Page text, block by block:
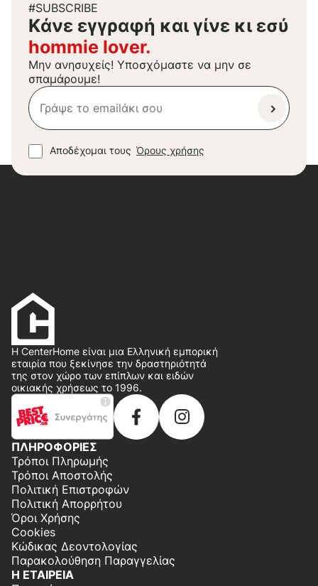
#SUBSCRIBE
Kάνε εγγραφή και γίνε κι εσύ
hommie lover.
Μην ανησυχείς! Υποσχόμαστε να μην σε
σπαμάρουμε!
Αποδέχομαι τους Όρους χρήσης
Η CenterHome είναι μια Ελληνική εμπορική
εταιρία που ξεκίνησε την δραστηριότητά
της στον χώρο των επίπλων και ειδών
οικιακής χρήσεως το 1996.
ΠΛΗΡΟΦΟΡΙΕΣ
Τρόποι Πληρωμής
Τρόποι Αποστολής
Πολιτική Επιστροφών
Πολιτική Απορρήτου
Όροι Χρήσης
Cookies
Κώδικας Δεοντολογίας
Παρακολούθηση Παραγγελίας
Η ΕΤΑΙΡΕΙΑ